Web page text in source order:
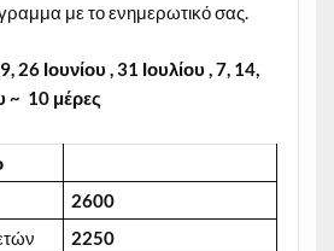
με το ενημερωτικό σας.
Ιουνίου , 31 Ιουλίου , 7, 14,
~ 10 μέρες
2600
2250